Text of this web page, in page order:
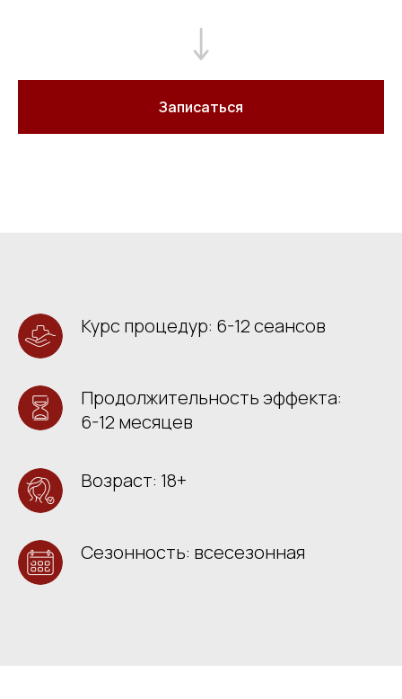
Записаться
Курс процедур: 6-12 сеансов
Продолжительность эффекта:
6-12 месяцев
Возраст: 18+
Сезонность: всесезонная